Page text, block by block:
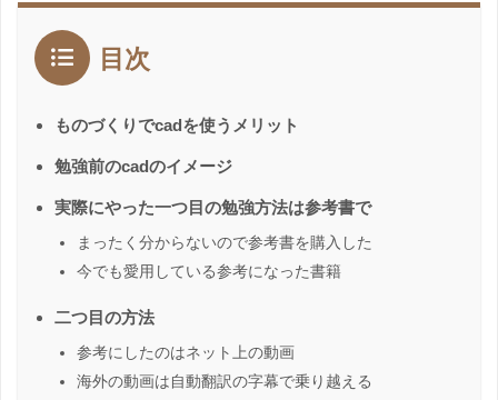
目次
ものづくりでcadを使うメリット
勉強前のcadのイメージ
実際にやった一つ目の勉強方法は参考書で
まったく分からないので参考書を購入した
今でも愛用している参考になった書籍
二つ目の方法
参考にしたのはネット上の動画
海外の動画は自動翻訳の字幕で乗り越える